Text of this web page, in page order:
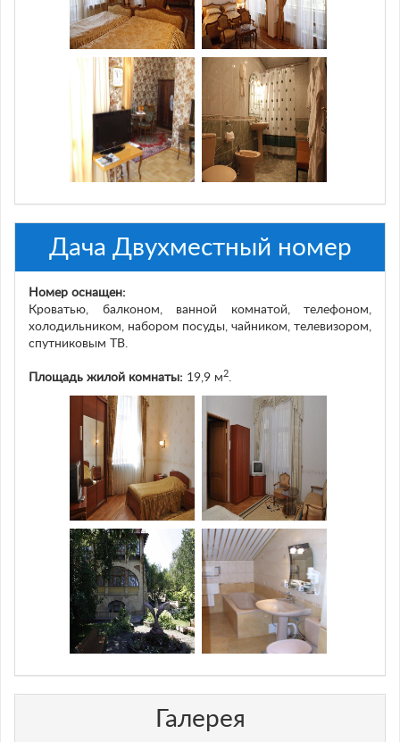
Дача Двухместный номер
Номер оснащен:
Кроватью, балконом, ванной комнатой, телефоном,
холодильником, набором посуды, чайником, телевизором,
спутниковым ТВ.
Площадь жилой комнаты: 19,9 м2.
Галерея